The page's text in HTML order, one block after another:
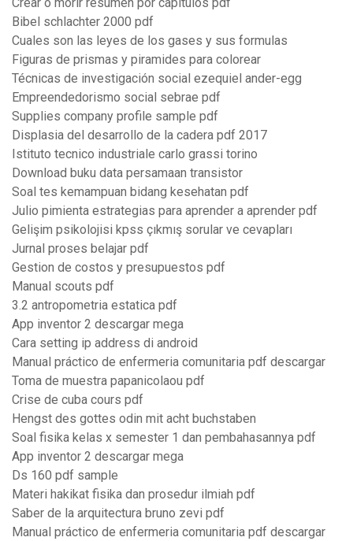
Crear o morir resumen por capitulos pdf
Bibel schlachter 2000 pdf
Cuales son las leyes de los gases y sus formulas
Figuras de prismas y piramides para colorear
Técnicas de investigación social ezequiel ander-egg
Empreendedorismo social sebrae pdf
Supplies company profile sample pdf
Displasia del desarrollo de la cadera pdf 2017
Istituto tecnico industriale carlo grassi torino
Download buku data persamaan transistor
Soal tes kemampuan bidang kesehatan pdf
Julio pimienta estrategias para aprender a aprender pdf
Gelişim psikolojisi kpss çıkmış sorular ve cevapları
Jurnal proses belajar pdf
Gestion de costos y presupuestos pdf
Manual scouts pdf
3.2 antropometria estatica pdf
App inventor 2 descargar mega
Cara setting ip address di android
Manual práctico de enfermeria comunitaria pdf descargar
Toma de muestra papanicolaou pdf
Crise de cuba cours pdf
Hengst des gottes odin mit acht buchstaben
Soal fisika kelas x semester 1 dan pembahasannya pdf
App inventor 2 descargar mega
Ds 160 pdf sample
Materi hakikat fisika dan prosedur ilmiah pdf
Saber de la arquitectura bruno zevi pdf
Manual práctico de enfermeria comunitaria pdf descargar